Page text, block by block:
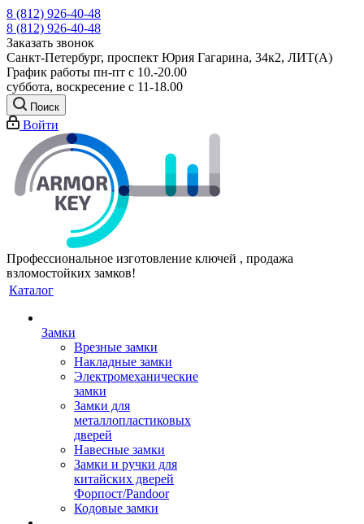
8 (812) 926-40-48
8 (812) 926-40-48
Заказать звонок
Санкт-Петербург, проспект Юрия Гагарина, 34к2, ЛИТ(А)
График работы пн-пт с 10.-20.00
суббота, воскресение с 11-18.00
Поиск
Войти
Профессиональное изготовление ключей , продажа
взломостойких замков!
Каталог
Замки
Врезные замки
Накладные замки
Электромеханические
замки
Замки для
металлопластиковых
дверей
Навесные замки
Замки и ручки для
китайских дверей
Форпост/Раndoor
Кодовые замки